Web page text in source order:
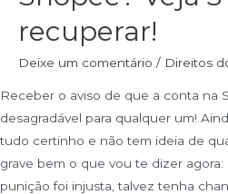
recuperar!
Deixe um comentário / Direitos
Receber o aviso de que a conta na
desagradável para qualquer um!
tudo certinho e não tem ideia de
grave bem o que vou te dizer
punição foi injusta, talvez tenha